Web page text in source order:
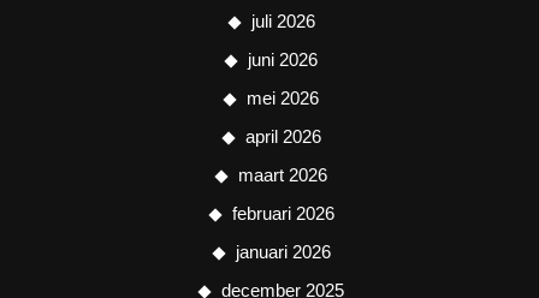
juli 2026
juni 2026
mei 2026
april 2026
maart 2026
februari 2026
januari 2026
december 2025